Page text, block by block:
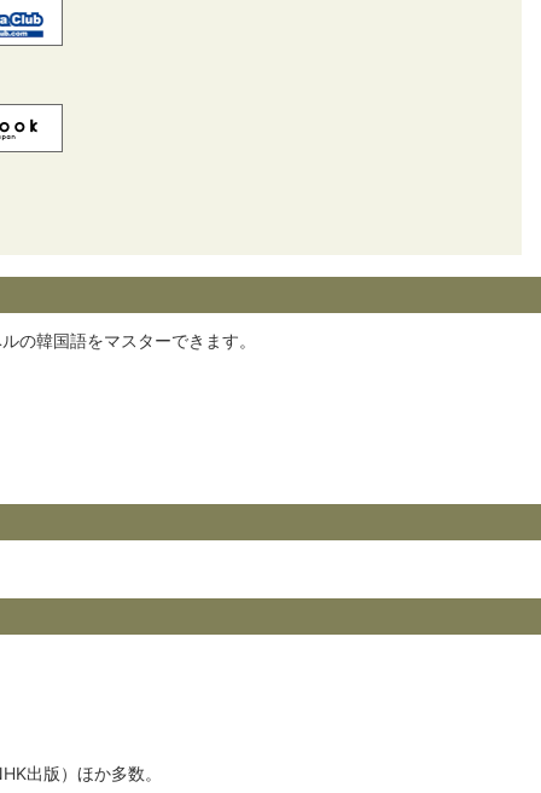
の韓国語をマスターできます。
出版）ほか多数。